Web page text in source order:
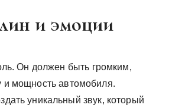
и эмоции
Он должен быть громким,
и мощность автомобиля.
уникальный звук, который